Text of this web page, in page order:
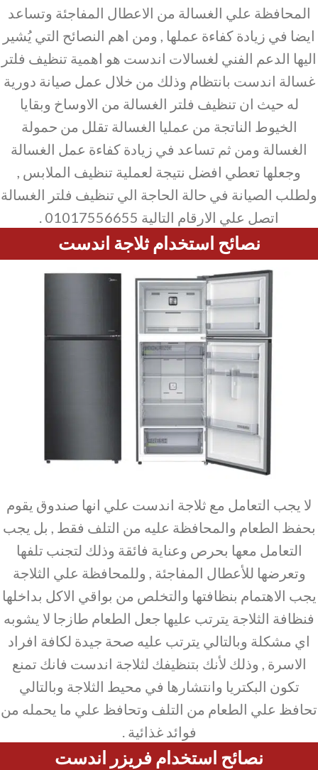
المحافظة علي الغسالة من الاعطال المفاجئة وتساعد
ايضا في زيادة كفاءة عملها , ومن اهم النصائح التي يُشير
اليها الدعم الفني لغسالات اندست هو اهمية تنظيف فلتر
غسالة اندست بانتظام وذلك من خلال عمل صيانة دورية
له حيث ان تنظيف فلتر الغسالة من الاوساخ وبقايا
الخيوط الناتجة من عمليا الغسالة تقلل من حمولة
الغسالة ومن ثم تساعد في زيادة كفاءة عمل الغسالة
وجعلها تعطي افضل نتيجة لعملية تنظيف الملابس ,
ولطلب الصيانة في حالة الحاجة الي تنظيف فلتر الغسالة
اتصل علي الارقام التالية 01017556655 .
نصائح استخدام ثلاجة اندست
لا يجب التعامل مع ثلاجة اندست علي انها صندوق يقوم
بحفظ الطعام والمحافظة عليه من التلف فقط , بل يجب
التعامل معها بحرص وعناية فائقة وذلك لتجنب تلفها
وتعرضها للأعطال المفاجئة , وللمحافظة علي الثلاجة
يجب الاهتمام بنظافتها والتخلص من بواقي الاكل بداخلها
فنظافة الثلاجة يترتب عليها جعل الطعام طازجا لا يشوبه
اي مشكلة وبالتالي يترتب عليه صحة جيدة لكافة افراد
الاسرة , وذلك لأنك بتنظيفك لثلاجة اندست فانك تمنع
تكون البكتريا وانتشارها في محيط الثلاجة وبالتالي
تحافظ علي الطعام من التلف وتحافظ علي ما يحمله من
فوائد غذائية .
نصائح استخدام فريزر اندست